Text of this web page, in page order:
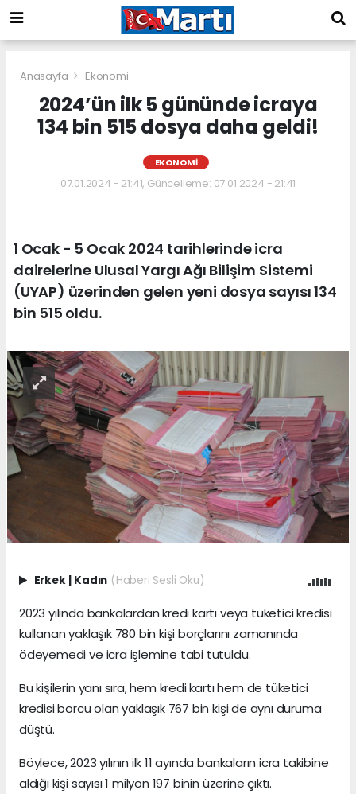
Anasayfa Ekonomi
2024’ün ilk 5 gününde icraya
134 bin 515 dosya daha geldi!
EKONOMI
07.01.2024 - 21:41, Güncelleme: 07.01.2024 - 21:41
1 Ocak - 5 Ocak 2024 tarihlerinde icra
dairelerine Ulusal Yargı Ağı Bilişim Sistemi
(UYAP) üzerinden gelen yeni dosya sayısı 134
bin 515 oldu.
Erkek | Kadın (Haberi Sesli Oku)
2023 yılında bankalardan kredi kartı veya tüketici kredisi
kullanan yaklaşık 780 bin kişi borçlarını zamanında
ödeyemedi ve icra işlemine tabi tutuldu.
Bu kişilerin yanı sıra, hem kredi kartı hem de tüketici
kredisi borcu olan yaklaşık 767 bin kişi de aynı duruma
düştü.
Böylece, 2023 yılının ilk 11 ayında bankaların icra takibine
aldığı kişi sayısı 1 milyon 197 binin üzerine çıktı.